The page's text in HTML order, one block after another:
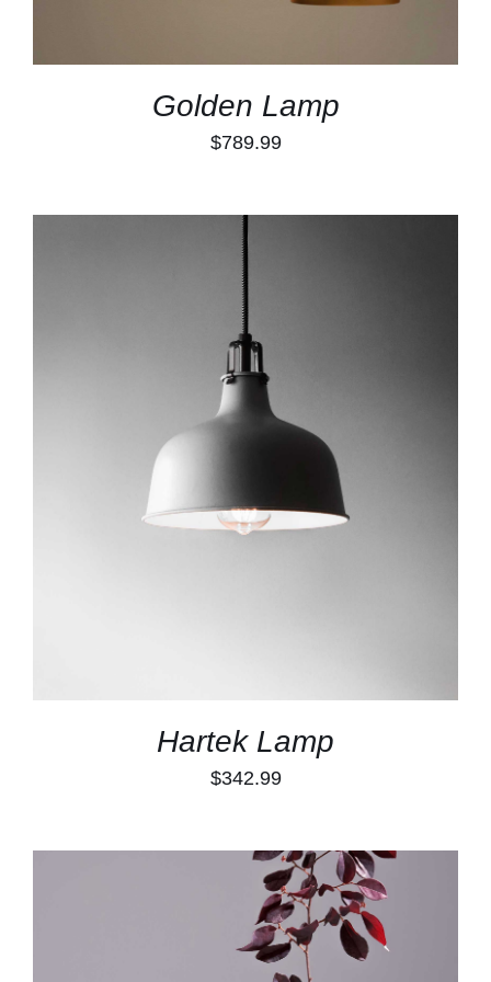
Golden Lamp
$789.99
TOEVOEGEN AAN WINKELWAGEN
Hartek Lamp
$342.99